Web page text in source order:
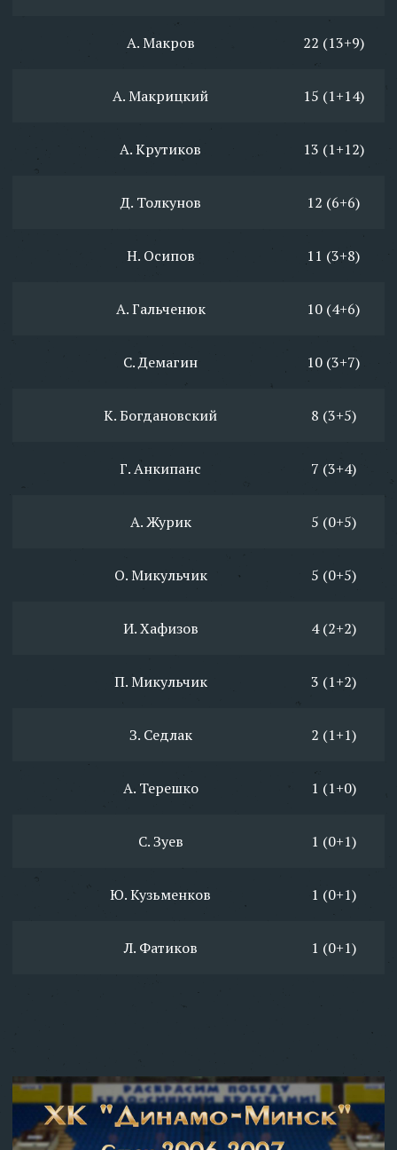
А. Макров 22 (13+9)
А. Макрицкий 15 (1+14)
А. Крутиков 13 (1+12)
Д. Толкунов 12 (6+6)
Н. Осипов 11 (3+8)
А. Гальченюк 10 (4+6)
С. Демагин 10 (3+7)
К. Богдановский 8 (3+5)
Г. Анкипанс 7 (3+4)
А. Журик 5 (0+5)
О. Микульчик 5 (0+5)
И. Хафизов 4 (2+2)
П. Микульчик 3 (1+2)
З. Седлак 2 (1+1)
А. Терешко 1 (1+0)
С. Зуев 1 (0+1)
Ю. Кузьменков 1 (0+1)
Л. Фатиков 1 (0+1)